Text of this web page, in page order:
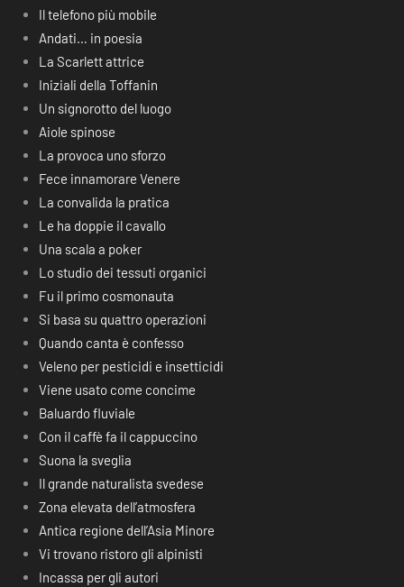
Il telefono più mobile
Andati… in poesia
La Scarlett attrice
Iniziali della Toffanin
Un signorotto del luogo
Aiole spinose
La provoca uno sforzo
Fece innamorare Venere
La convalida la pratica
Le ha doppie il cavallo
Una scala a poker
Lo studio dei tessuti organici
Fu il primo cosmonauta
Si basa su quattro operazioni
Quando canta è confesso
Veleno per pesticidi e insetticidi
Viene usato come concime
Baluardo fluviale
Con il caffè fa il cappuccino
Suona la sveglia
Il grande naturalista svedese
Zona elevata dell’atmosfera
Antica regione dell’Asia Minore
Vi trovano ristoro gli alpinisti
Incassa per gli autori